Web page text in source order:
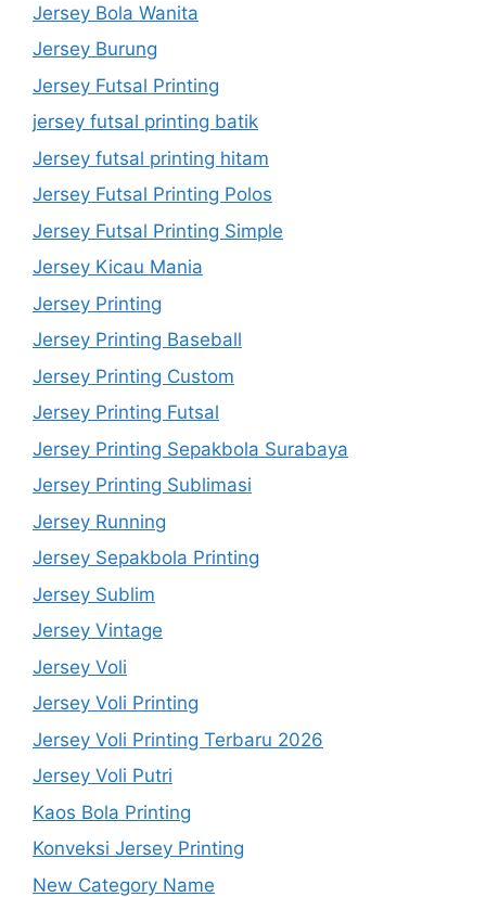
Jersey Bola Wanita
Jersey Burung
Jersey Futsal Printing
jersey futsal printing batik
Jersey futsal printing hitam
Jersey Futsal Printing Polos
Jersey Futsal Printing Simple
Jersey Kicau Mania
Jersey Printing
Jersey Printing Baseball
Jersey Printing Custom
Jersey Printing Futsal
Jersey Printing Sepakbola Surabaya
Jersey Printing Sublimasi
Jersey Running
Jersey Sepakbola Printing
Jersey Sublim
Jersey Vintage
Jersey Voli
Jersey Voli Printing
Jersey Voli Printing Terbaru 2026
Jersey Voli Putri
Kaos Bola Printing
Konveksi Jersey Printing
New Category Name